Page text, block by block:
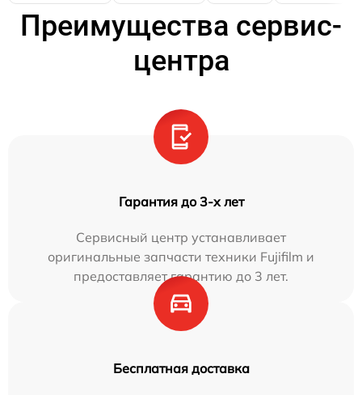
Преимущества сервис-
центра
Гарантия до 3-х лет
Сервисный центр устанавливает
оригинальные запчасти техники Fujifilm и
предоставляет гарантию до 3 лет.
Бесплатная доставка